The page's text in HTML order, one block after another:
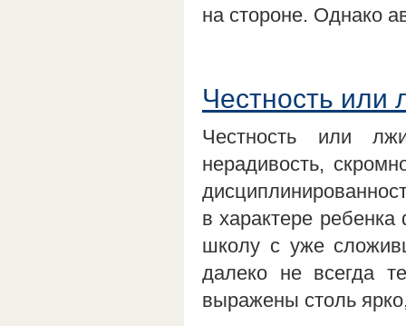
на стороне. Однако
Честность или
Честность или
нерадивость,
в характере
школу с уже
далеко не всегда
выражены столь